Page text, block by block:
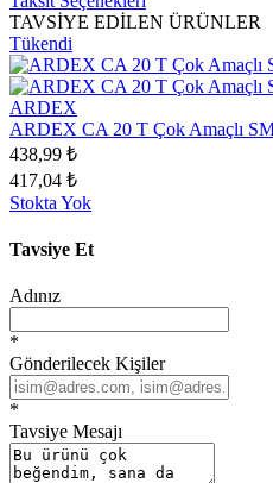
TAVSİYE EDİLEN ÜRÜNLER
Tükendi
ARDEX
ARDEX CA 20 T Çok Amaçlı
438,99 ₺
417,04 ₺
Stokta Yok
Tavsiye Et
Adınız
*
Gönderilecek Kişiler
*
Tavsiye Mesajı